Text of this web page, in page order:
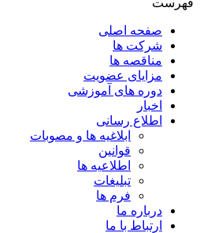
فهرست
صفحه اصلی
شرکت ها
مناقصه ها
مزایای عضویت
دوره های آموزشی
اخبار
اطلاع رسانی
ابلاغیه ها و مصوبات
قوانین
اطلاعیه ها
تبلیغات
فرم ها
درباره ما
ارتباط با ما